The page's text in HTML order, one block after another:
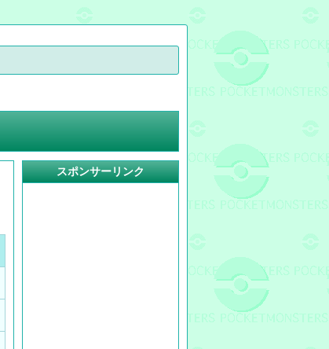
スポンサーリンク